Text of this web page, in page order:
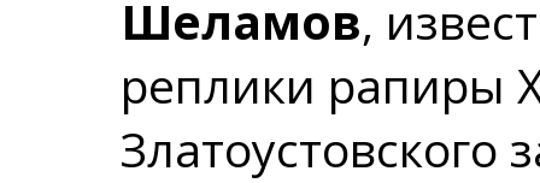
Шеламов,
реплики рапиры
Златоустовского